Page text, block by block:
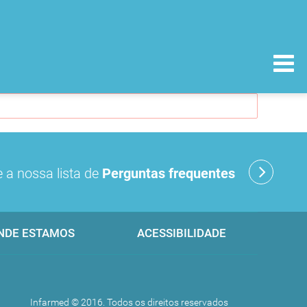
a nossa lista de Perguntas frequentes
ESTAMOS ACESSIBILIDADE
Infarmed © 2016. Todos os direitos reservados